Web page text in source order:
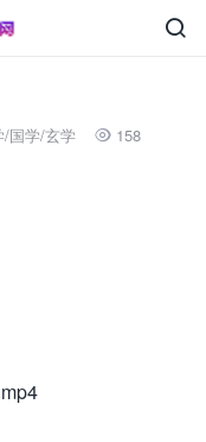

/国学/玄学  158